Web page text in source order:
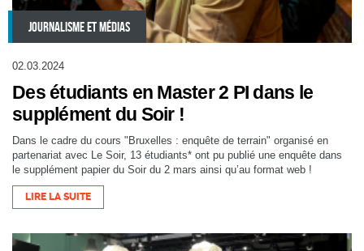
JOURNALISME ET MÉDIAS
02.03.2024
Des étudiants en Master 2 PI dans le
supplément du Soir !
Dans le cadre du cours "Bruxelles : enquête de terrain" organisé en
partenariat avec Le Soir, 13 étudiants* ont pu publié une enquête dans
le supplément papier du Soir du 2 mars ainsi qu’au format web !
LIRE LA SUITE